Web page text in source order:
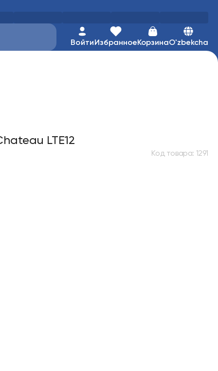
Войти ИзбранноеКорзинаO'zbekcha
LTE12
Код товара: 1291